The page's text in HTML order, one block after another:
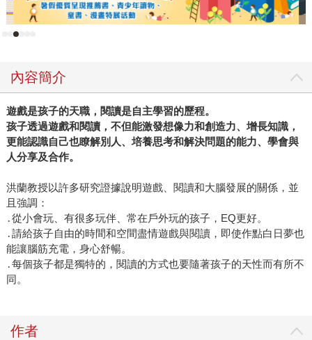
內容簡介
遊戲是孩子的天職，閱讀是自主學習的歷程。
孩子透過遊戲和閱讀，不但能激發想像力和創造力、增長知識，
更能認識自己也瞭解別人、培養思考和解決問題的能力、學會與
人分享及合作。
洪蘭教授以許多研究證據說明遊戲、閱讀和大腦發展的關係，並
且強調：
․從小會玩、有很多玩伴、常在戶外玩的孩子，EQ更好。
․請給孩子自由的時間和空間盡情遊戲與閱讀，即使作點白日夢也
能讓腦筋充電，身心舒暢。
․每個孩子都是獨特的，閱讀的方式也要隨著孩子的天性而有所不
同。
作者